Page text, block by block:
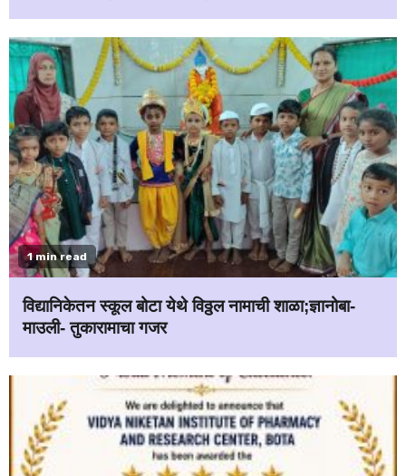
1 min read
विद्यानिकेतन स्कूल बोटा येथे विठ्ठल नामाची शाळा;ज्ञानोबा-
माउली- तुकारामाचा गजर